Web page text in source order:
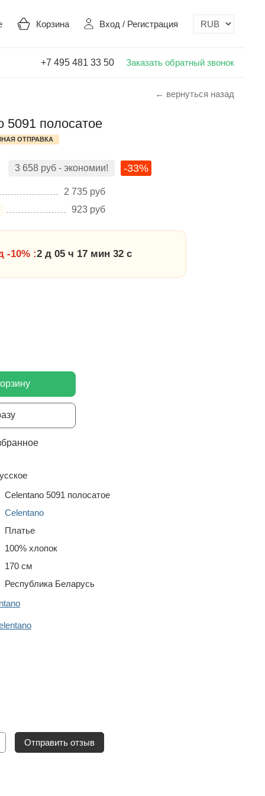
Корзина Вход / Регистрация
+7 495 481 33 50 Заказать обратный звонок
← вернуться назад
5091 полосатое
ОТПРАВКА
3 658 руб - экономии! -33%
2 735 руб
923 руб
-10% :2 д 05 ч 17 мин 31 с
Celentano 5091 полосатое
Celentano
Платье
100% хлопок
170 см
Республика Беларусь
Отправить отзыв